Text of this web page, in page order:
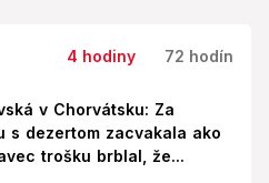
4 hodiny 72 hodín
v Chorvátsku: Za
s dezertom zacvakala ako
trošku brblal, že...